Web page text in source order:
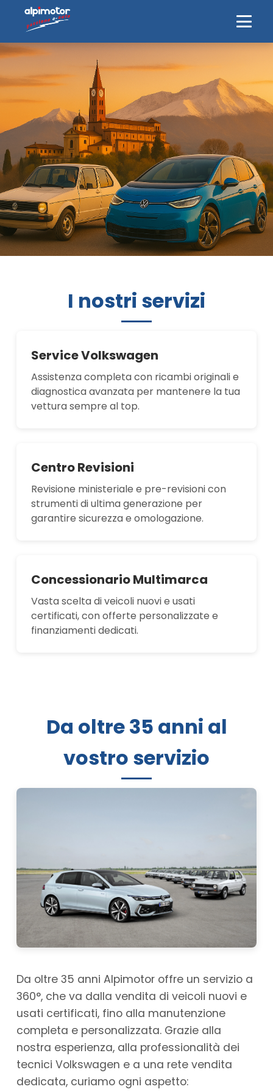
I nostri servizi
Service Volkswagen
Assistenza completa con ricambi originali e
diagnostica avanzata per mantenere la tua
vettura sempre al top.
Centro Revisioni
Revisione ministeriale e pre-revisioni con
strumenti di ultima generazione per
garantire sicurezza e omologazione.
Concessionario Multimarca
Vasta scelta di veicoli nuovi e usati
certificati, con offerte personalizzate e
finanziamenti dedicati.
Da oltre 35 anni al
vostro servizio
Da oltre 35 anni Alpimotor offre un servizio a
360°, che va dalla vendita di veicoli nuovi e
usati certificati, fino alla manutenzione
completa e personalizzata. Grazie alla
nostra esperienza, alla professionalità dei
tecnici Volkswagen e a una rete vendita
dedicata, curiamo ogni aspetto: